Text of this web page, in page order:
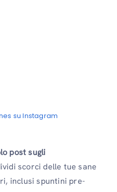
su Instagram
post sugli
scorci delle tue sane
inclusi spuntini pre-